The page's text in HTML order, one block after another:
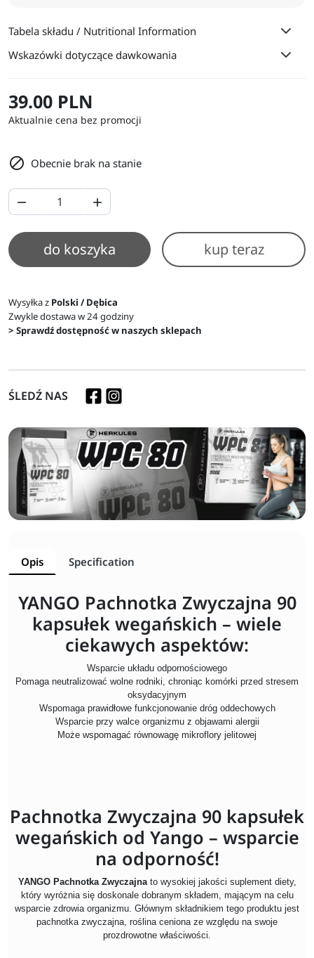
Tabela składu / Nutritional Information
Wskazówki dotyczące dawkowania
39.00 PLN
Aktualnie cena bez promocji
 Obecnie brak na stanie
 
do koszyka kup teraz
Wysyłka z Polski / Dębica
Zwykle dostawa w 24 godziny
> Sprawdź dostępność w naszych sklepach
ŚLEDŹ NAS
Opis Specification
YANGO Pachnotka Zwyczajna 90
kapsułek wegańskich – wiele
ciekawych aspektów:
Wsparcie układu odpornościowego
Pomaga neutralizować wolne rodniki, chroniąc komórki przed stresem
oksydacyjnym
Wspomaga prawidłowe funkcjonowanie dróg oddechowych
Wsparcie przy walce organizmu z objawami alergii
Może wspomagać równowagę mikroflory jelitowej
Pachnotka Zwyczajna 90 kapsułek
wegańskich od Yango – wsparcie
na odporność!
YANGO Pachnotka Zwyczajna to wysokiej jakości suplement diety,
który wyróżnia się doskonale dobranym składem, mającym na celu
wsparcie zdrowia organizmu. Głównym składnikiem tego produktu jest
pachnotka zwyczajna, roślina ceniona ze względu na swoje
prozdrowotne właściwości.